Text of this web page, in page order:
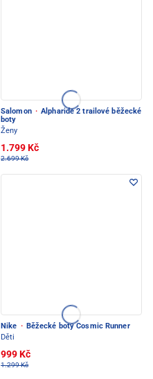
Salomon · Alpharide 2 trailové běžecké
boty
Ženy
1.799 Kč
2.699 Kč
Nike · Běžecké boty Cosmic Runner
Děti
999 Kč
1.299 Kč